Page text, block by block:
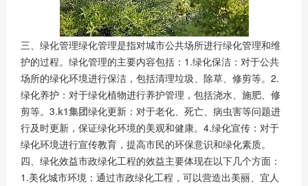
三、绿化管理绿化管理是指对城市公共场所进行绿化管理和维
护的过程。绿化管理的主要内容包括：1.绿化保洁：对于公共
场所的绿化环境进行保洁，包括清理垃圾、除草、修剪等。2.
绿化养护：对于绿化植物进行养护管理，包括浇水、施肥、修
剪等。3.k1集团绿化更新：对于老化、死亡、病虫害等问题进
行及时更新，保证绿化环境的美观和健康。4.绿化宣传：对于
绿化环境进行宣传教育，提高市民的环保意识和绿化素质。
四、绿化效益市政绿化工程的效益主要体现在以下几个方面：
1.美化城市环境：通过市政绿化工程，可以营造出美丽、宜人